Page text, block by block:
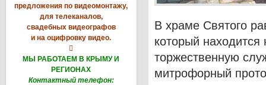
предложения по видеомонтажу,
для телеканалов,
свадебных видеографов
и на оцифровку видео.

МЫ РАБОТАЕМ В КРЫМУ И
РЕГИОНАХ
Контактный телефон:
В храме Святого
который находится
торжественную
митрофорный